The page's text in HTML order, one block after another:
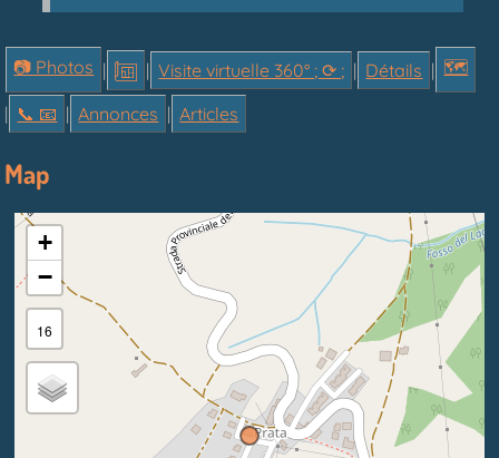
📷 Photos | | Visite virtuelle 360° ; ⟳ ; | Détails | 🗺
| 📞︎ 📧 | Annonces | Articles
Map
+
−
16